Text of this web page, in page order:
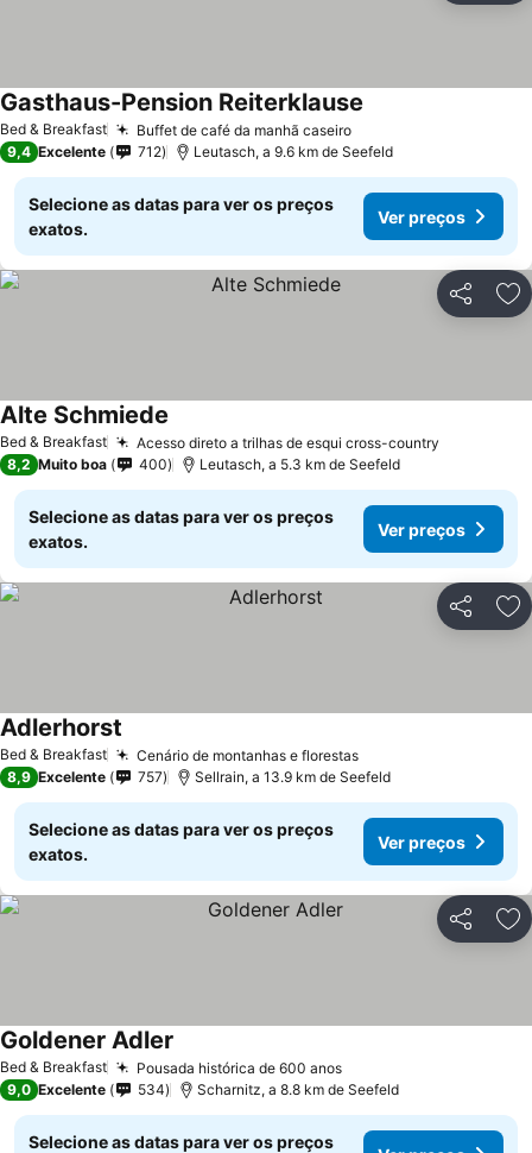
Bed & Breakfast Buffet de café da manhã caseiro
Gasthaus-Pension Reiterklause
9,4 Excelente 712 Leutasch, a 9.6 km de Seefeld
Selecione as datas para ver os preços
exatos.
Ver preços
Partilhar
Bed & Breakfast Acesso direto a trilhas de esqui cross-country
Alte Schmiede
8,2 Muito boa 400 Leutasch, a 5.3 km de Seefeld
Selecione as datas para ver os preços
exatos.
Ver preços
Partilhar
Bed & Breakfast Cenário de montanhas e florestas
Adlerhorst
8,9 Excelente 757 Sellrain, a 13.9 km de Seefeld
Selecione as datas para ver os preços
exatos.
Ver preços
Partilhar
Bed & Breakfast Pousada histórica de 600 anos
Goldener Adler
9,0 Excelente 534 Scharnitz, a 8.8 km de Seefeld
Selecione as datas para ver os preços